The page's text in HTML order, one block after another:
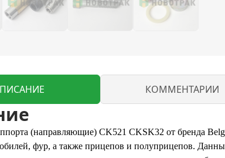
КОММЕНТАРИИ
(направляющие) CK521 CKSK32 от бренда
фур, а также прицепов и полуприцепов.